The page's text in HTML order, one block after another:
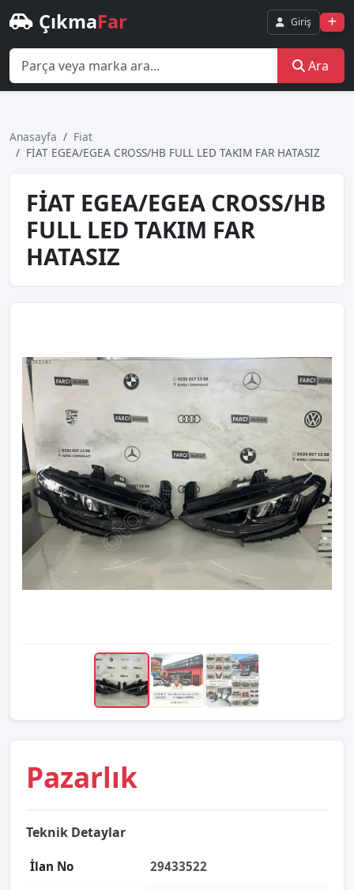
ÇıkmaFar Giriş
Ara
Anasayfa
Fiat
FİAT EGEA/EGEA CROSS/HB FULL LED TAKIM FAR HATASIZ
FİAT EGEA/EGEA CROSS/HB
FULL LED TAKIM FAR
HATASIZ
Pazarlık
Teknik Detaylar
İlan No 29433522